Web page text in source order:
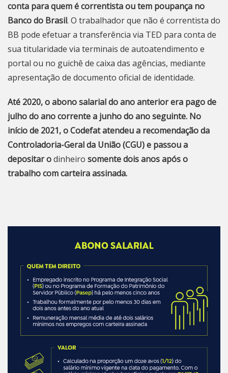
conta para quem é correntista ou tem poupança no
Banco do Brasil. O trabalhador que não é correntista do
BB pode efetuar a transferência via TED para conta de
sua titularidade via terminais de autoatendimento e
portal ou no guichê de caixa das agências, mediante
apresentação de documento oficial de identidade.
Até 2020, o abono salarial do ano anterior era pago de
julho do ano corrente a junho do ano seguinte. No
início de 2021, o Codefat atendeu a recomendação da
Controladoria-Geral da União (CGU) e passou a
depositar odinheiro somente dois anos após o
trabalho com carteira assinada.